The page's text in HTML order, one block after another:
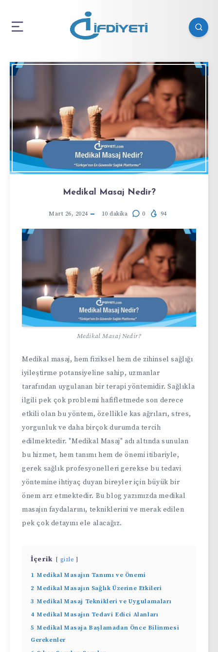
Medikal Masaj Nedir?
Mart 26, 2024 10 dakika 0 94
Medikal Masaj Nedir?
Medikal masaj, hem fiziksel hem de zihinsel sağlığı
iyileştirme potansiyeline sahip, uzmanlar
tarafından uygulanan bir terapi yöntemidir. Sağlıkla
ilgili pek çok problemi hafifletmede son derece
etkili olan bu yöntem, özellikle kas ağrıları, stres,
yorgunluk ve daha birçok durumda tercih
edilmektedir. "Medikal Masaj" adı altında sunulan
bu hizmet, hem tanımı hem de önemi itibariyle,
gerek sağlık profesyonelleri gerekse bu tedavi
yöntemine ihtiyaç duyan bireyler için büyük bir
önem arz etmektedir. Bu blog yazımızda medikal
masajın faydalarını, tekniklerini ve merak edilen
pek çok detayını ele alacağız.
İçerik gizle
1 Medikal Masajın Tanımı ve Önemi
2 Medikal Masajın Sağlık Üzerine Etkileri
3 Medikal Masaj Teknikleri ve Uygulamaları
4 Medikal Masajın Tedavi Edici Alanları
5 Medikal Masaja Başlamadan Önce Bilinmesi
Gerekenler